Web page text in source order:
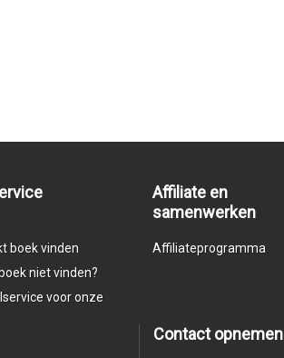
boek vinden
niet vinden?
voor onze
Affiliate en
samenwerken
Affiliateprogramma
Contact opnemen